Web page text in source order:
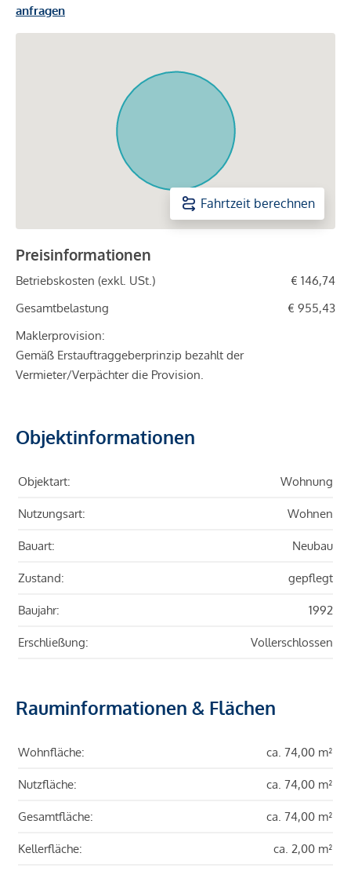
anfragen
Fahrtzeit berechnen
Preisinformationen
Betriebskosten (exkl. USt.)
€ 146,74
Gesamtbelastung
€ 955,43
Maklerprovision:
Gemäß Erstauftraggeberprinzip bezahlt der
Vermieter/Verpächter die Provision.
Objektinformationen
Objektart: Wohnung
Nutzungsart: Wohnen
Bauart: Neubau
Zustand: gepflegt
Baujahr: 1992
Erschließung: Vollerschlossen
Rauminformationen & Flächen
Wohnfläche: ca. 74,00 m²
Nutzfläche: ca. 74,00 m²
Gesamtfläche: ca. 74,00 m²
Kellerfläche: ca. 2,00 m²